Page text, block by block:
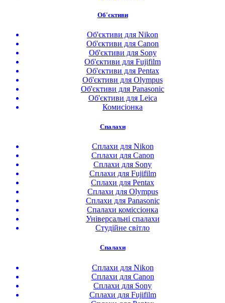
Об'єктиви
Об'єктиви для Nikon
Об'єктиви для Canon
Об'єктиви для Sony
Об'єктиви для Fujifilm
Об'єктиви для Pentax
Об'єктиви для Olympus
Об'єктиви для Panasonic
Об'єктиви для Leica
Комисіонка
Спалахи
Сплахи для Nikon
Сплахи для Canon
Сплахи для Sony
Сплахи для Fujifilm
Сплахи для Pentax
Сплахи для Olympus
Сплахи для Panasonic
Спалахи коміссіонка
Універсальні спалахи
Студійне світло
Спалахи
Сплахи для Nikon
Сплахи для Canon
Сплахи для Sony
Сплахи для Fujifilm